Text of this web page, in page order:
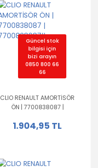
Güncel stok
bilgisi için
bizi arayın
0850 800 66
66
CLIO RENAULT AMORTİSÖR
ÖN | 7700838087 |
1.904,95 TL